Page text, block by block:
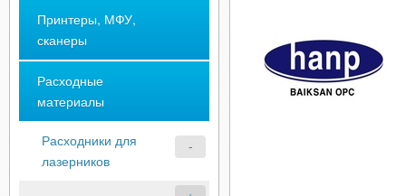
Принтеры, МФУ,
сканеры
Расходные
материалы
Расходники для
лазерников